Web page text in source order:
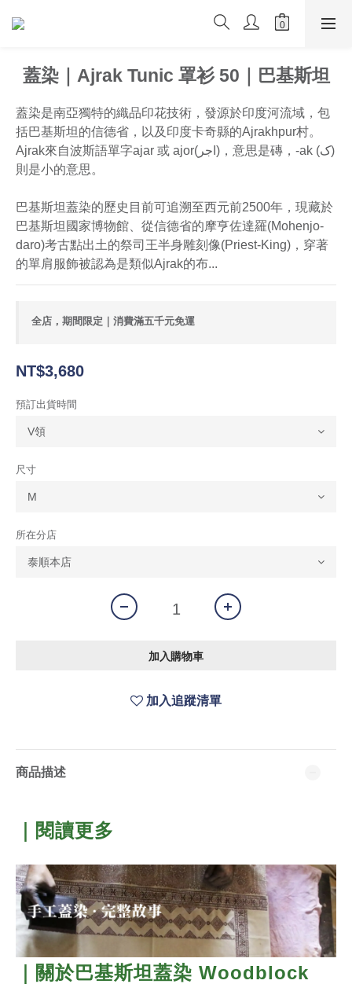
蓋染｜Ajrak Tunic 罩衫 50｜巴基斯坦
蓋染是南亞獨特的織品印花技術，發源於印度河流域，包
括巴基斯坦的信德省，以及印度卡奇縣的Ajrakhpur村。
Ajrak來自波斯語單字ajar 或 ajor(اجر)，意思是磚，-ak (ک)
則是小的意思。
巴基斯坦蓋染的歷史目前可追溯至西元前2500年，現藏於
巴基斯坦國家博物館、從信德省的摩亨佐達羅(Mohenjo-
daro)考古點出土的祭司王半身雕刻像(Priest-King)，穿著
的單肩服飾被認為是類似Ajrak的布...
全店，期間限定｜消費滿五千元免運
NT$3,680
預訂出貨時間
尺寸
所在分店
加入購物車
加入追蹤清單
商品描述
｜閱讀更多
｜關於巴基斯坦蓋染 Woodblock